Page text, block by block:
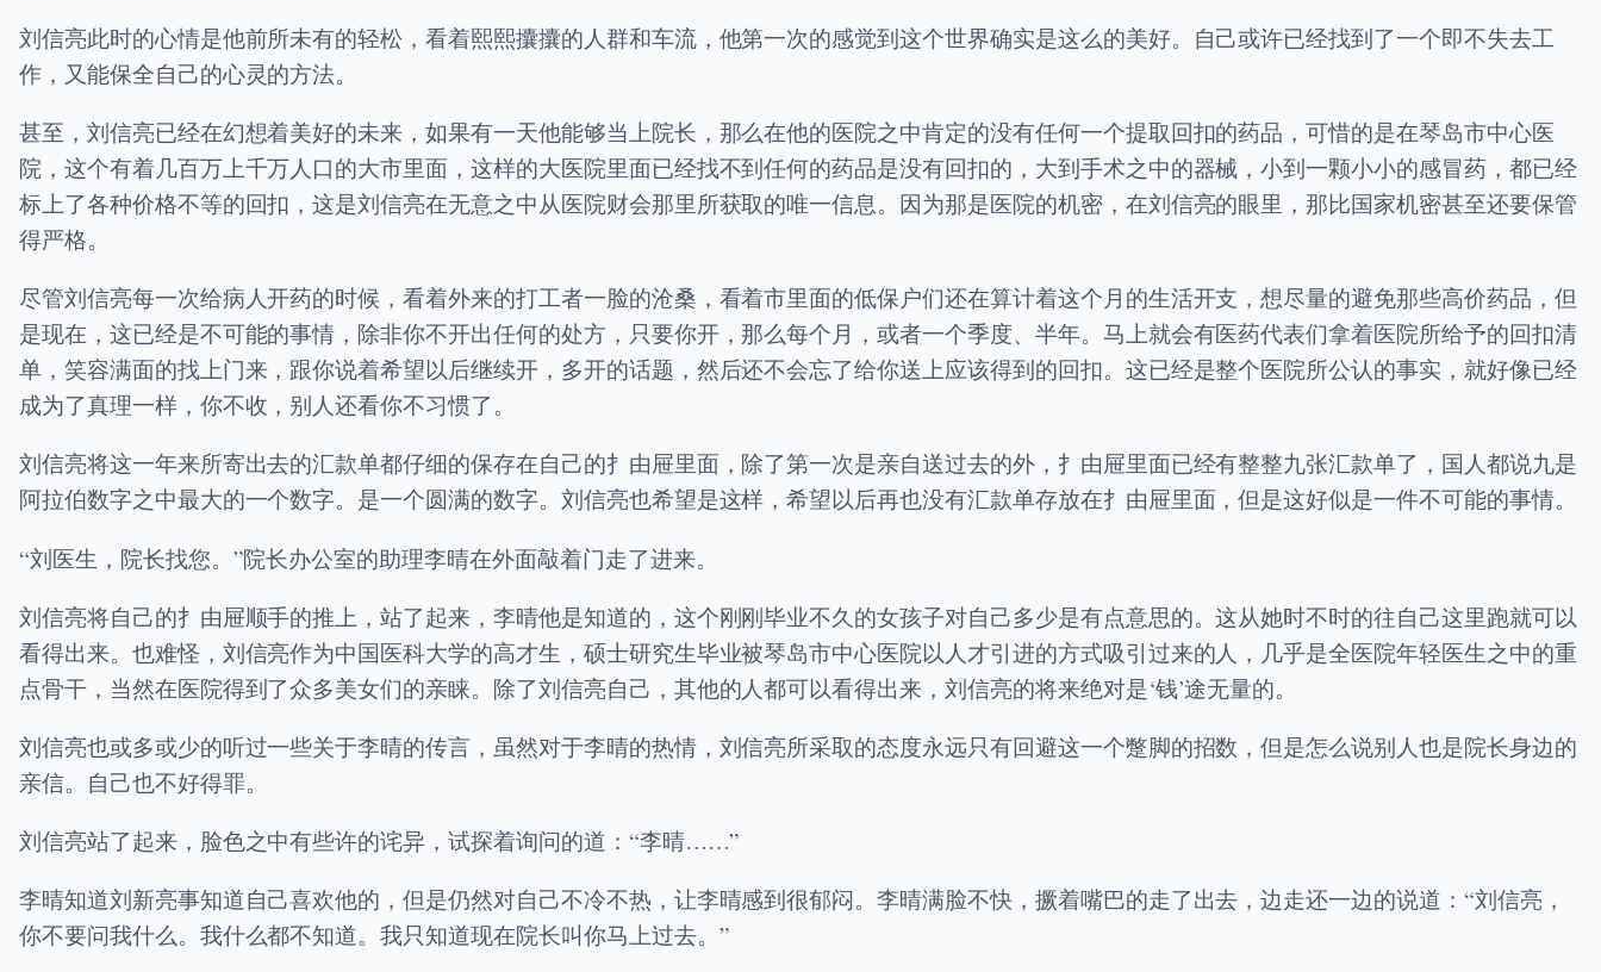
刘信亮此时的心情是他前所未有的轻松，看着熙熙攮攮的人群和车流，他第一次的感觉到这个世界确实是这么的美好。自己或许已经找到了一个即不失去工
作，又能保全自己的心灵的方法。
甚至，刘信亮已经在幻想着美好的未来，如果有一天他能够当上院长，那么在他的医院之中肯定的没有任何一个提取回扣的药品，可惜的是在琴岛市中心医
院，这个有着几百万上千万人口的大市里面，这样的大医院里面已经找不到任何的药品是没有回扣的，大到手术之中的器械，小到一颗小小的感冒药，都已经
标上了各种价格不等的回扣，这是刘信亮在无意之中从医院财会那里所获取的唯一信息。因为那是医院的机密，在刘信亮的眼里，那比国家机密甚至还要保管
得严格。
尽管刘信亮每一次给病人开药的时候，看着外来的打工者一脸的沧桑，看着市里面的低保户们还在算计着这个月的生活开支，想尽量的避免那些高价药品，但
是现在，这已经是不可能的事情，除非你不开出任何的处方，只要你开，那么每个月，或者一个季度、半年。马上就会有医药代表们拿着医院所给予的回扣清
单，笑容满面的找上门来，跟你说着希望以后继续开，多开的话题，然后还不会忘了给你送上应该得到的回扣。这已经是整个医院所公认的事实，就好像已经
成为了真理一样，你不收，别人还看你不习惯了。
刘信亮将这一年来所寄出去的汇款单都仔细的保存在自己的扌由屉里面，除了第一次是亲自送过去的外，扌由屉里面已经有整整九张汇款单了，国人都说九是
阿拉伯数字之中最大的一个数字。是一个圆满的数字。刘信亮也希望是这样，希望以后再也没有汇款单存放在扌由屉里面，但是这好似是一件不可能的事情。
“刘医生，院长找您。”院长办公室的助理李晴在外面敲着门走了进来。
刘信亮将自己的扌由屉顺手的推上，站了起来，李晴他是知道的，这个刚刚毕业不久的女孩子对自己多少是有点意思的。这从她时不时的往自己这里跑就可以
看得出来。也难怪，刘信亮作为中国医科大学的高才生，硕士研究生毕业被琴岛市中心医院以人才引进的方式吸引过来的人，几乎是全医院年轻医生之中的重
点骨干，当然在医院得到了众多美女们的亲睐。除了刘信亮自己，其他的人都可以看得出来，刘信亮的将来绝对是‘钱’途无量的。
刘信亮也或多或少的听过一些关于李晴的传言，虽然对于李晴的热情，刘信亮所采取的态度永远只有回避这一个蹩脚的招数，但是怎么说别人也是院长身边的
亲信。自己也不好得罪。
刘信亮站了起来，脸色之中有些许的诧异，试探着询问的道：“李晴……”
李晴知道刘新亮事知道自己喜欢他的，但是仍然对自己不冷不热，让李晴感到很郁闷。李晴满脸不快，撅着嘴巴的走了出去，边走还一边的说道：“刘信亮，
你不要问我什么。我什么都不知道。我只知道现在院长叫你马上过去。”